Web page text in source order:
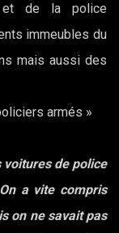
et de la police
immeubles du
mais aussi des
armés »
voitures de police
a vite compris
on ne savait pas